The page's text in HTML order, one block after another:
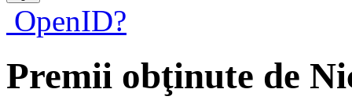
OpenID?
Premii obţinute de